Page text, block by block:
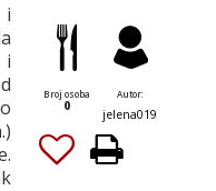
i
i
Broj osoba
0
Autor:
jelena019